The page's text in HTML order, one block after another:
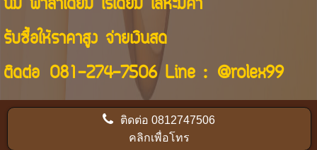
นั่ม พาลาเดียม โรเดียม โลหะมีค่า
รับซื้อให้ราคาสูง จ่ายเงินสด
ติดต่อ 081-274-7506Line : @rolex99
ติดต่อ0812747506
คลิกเพื่อโทร